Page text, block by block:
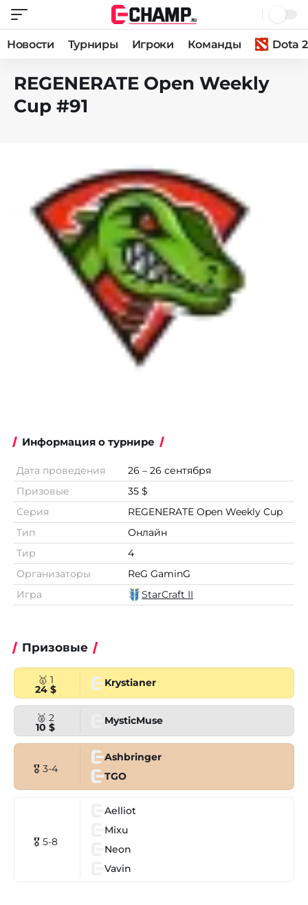
Новости Турниры Игроки Команды Dota 2
REGENERATE Open Weekly
Cup #91
Информация о турнире
Дата проведения
26 – 26 сентября
Призовые
35 $
Серия
REGENERATE Open Weekly Cup
Тип
Онлайн
Тир
4
Организаторы
ReG GaminG
Игра
StarCraft II
Призовые
🥇 1
24 $
Krystianer
🥈 2
10 $
MysticMuse
🎖 3-4
Ashbringer
TGO
🎖 5-8
Aelliot
Mixu
Neon
Vavin